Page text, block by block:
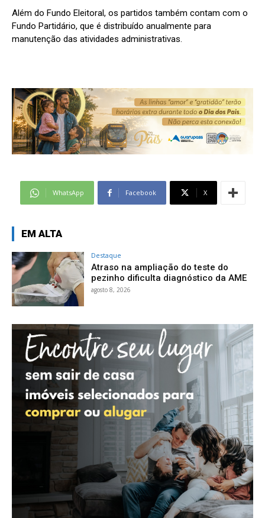
Além do Fundo Eleitoral, os partidos também contam com o
Fundo Partidário, que é distribuído anualmente para
manutenção das atividades administrativas.
WhatsApp Facebook X
EM ALTA
Destaque
Atraso na ampliação do teste do
pezinho dificulta diagnóstico da AME
agosto 8, 2026